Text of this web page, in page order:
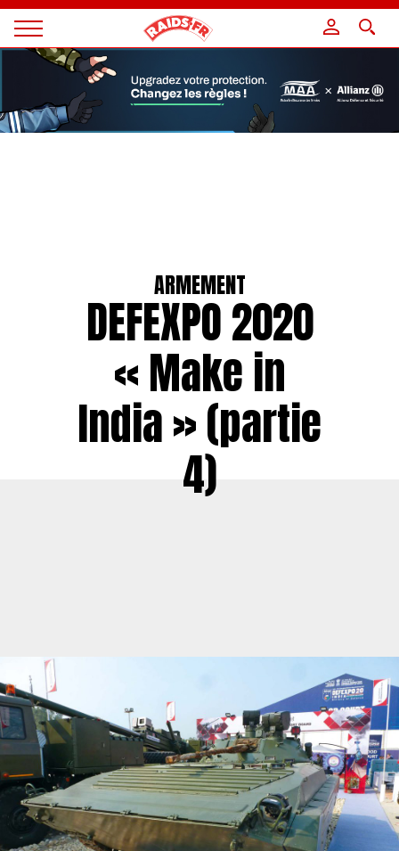
Magazine
Raids
ARMEMENT
DEFEXPO 2020
« Make in
India » (partie
4)
Panneau de gestion des cookies